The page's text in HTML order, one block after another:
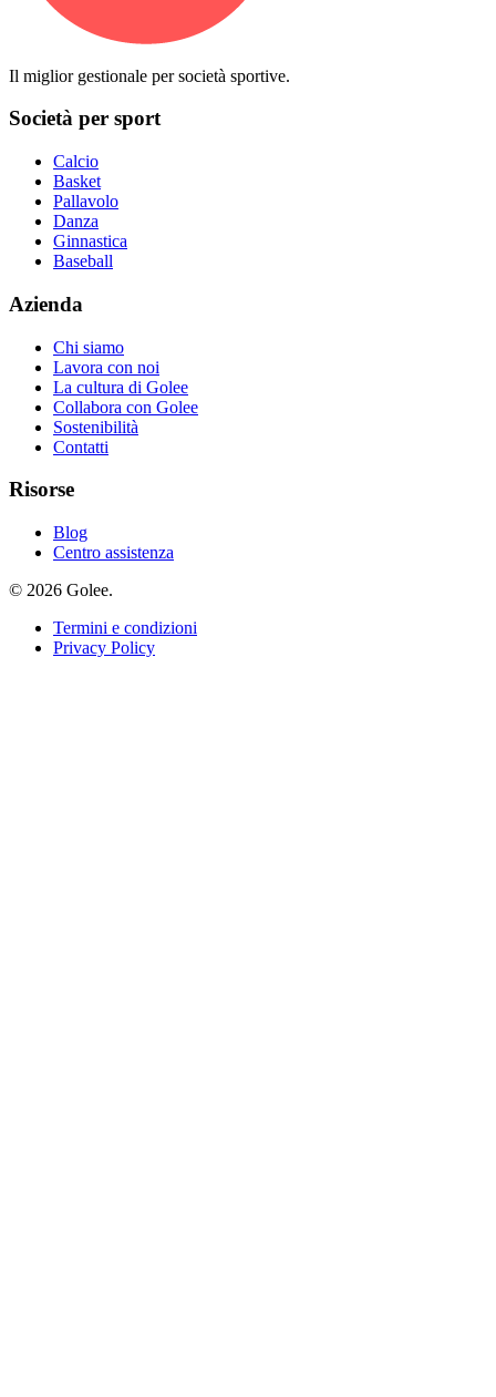
Il miglior gestionale per società sportive.
Società per sport
Calcio
Basket
Pallavolo
Danza
Ginnastica
Baseball
Azienda
Chi siamo
Lavora con noi
La cultura di Golee
Collabora con Golee
Sostenibilità
Contatti
Risorse
Blog
Centro assistenza
© 2026 Golee.
Termini e condizioni
Privacy Policy